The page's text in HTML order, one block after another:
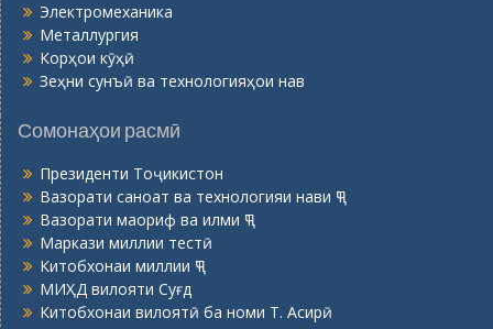
Электромеханика
Металлургия
Корҳои кӯҳӣ
Зеҳни сунъӣ ва технологияҳои нав
Сомонаҳои расмӣ
Президенти Тоҷикистон
Вазорати саноат ва технологияи нави ҶТ
Вазорати маориф ва илми ҶТ
Маркази миллии тестӣ
Китобхонаи миллии ҶТ
МИҲД вилояти Суғд
Китобхонаи вилоятӣ ба номи Т. Асирӣ